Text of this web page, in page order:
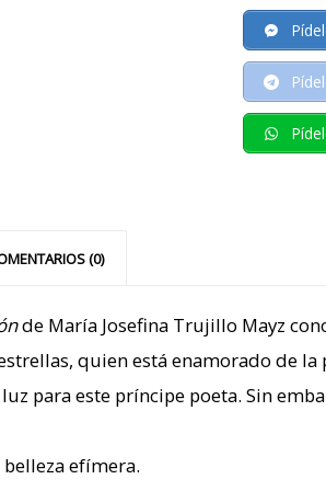
(0)
de María Josefina Trujillo Mayz
quien está enamorado de
para este príncipe poeta. Sin
efímera.